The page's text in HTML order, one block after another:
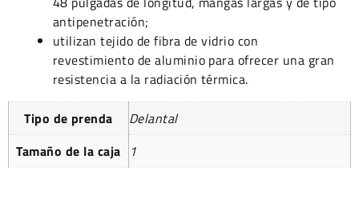
antipenetración;
utilizan tejido de fibra de vidrio con
revestimiento de aluminio para ofrecer una gran
resistencia a la radiación térmica.
Tipo de prenda
Delantal
Tamaño de la caja
1